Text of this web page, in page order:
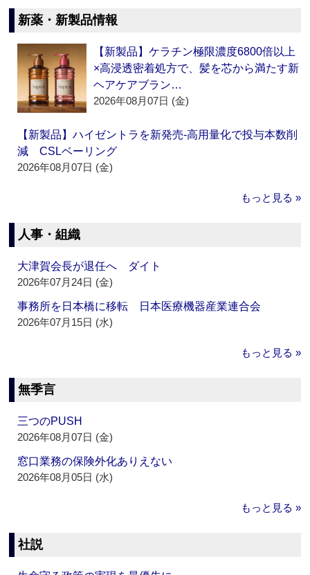
新薬・新製品情報
【新製品】ケラチン極限濃度6800倍以上
×高浸透密着処方で、髪を芯から満たす新
ヘアケアブラン…
2026年08月07日 (金)
【新製品】ハイゼントラを新発売‐高用量化で投与本数削
減 CSLベーリング
2026年08月07日 (金)
もっと見る »
人事・組織
大津賀会長が退任へ ダイト
2026年07月24日 (金)
事務所を日本橋に移転 日本医療機器産業連合会
2026年07月15日 (水)
もっと見る »
無季言
三つのPUSH
2026年08月07日 (金)
窓口業務の保険外化ありえない
2026年08月05日 (水)
もっと見る »
社説